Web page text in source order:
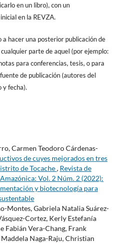
en un libro), con un
en la REVZA.
hacer una posterior publicación de
parte de aquel (por ejemplo:
para conferencias, tesis, o para
de publicación (autores del
y fecha).
Carmen Teodoro Cárdenas-
de cuyes mejorados en tres
de Tocache, Revista de
Vol. 2 Núm. 2 (2022):
y biotecnología para
Montes, Gabriela Natalia Suárez-
Cortez, Kerly Estefanía
Fabián Vera-Chang, Frank
Naga-Raju, Christian